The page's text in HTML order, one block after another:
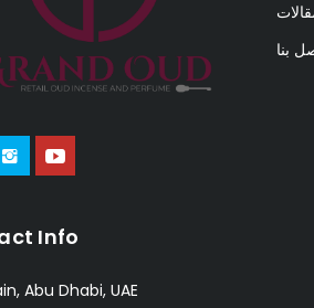
بنا
Info
Abu Dhabi, UAE